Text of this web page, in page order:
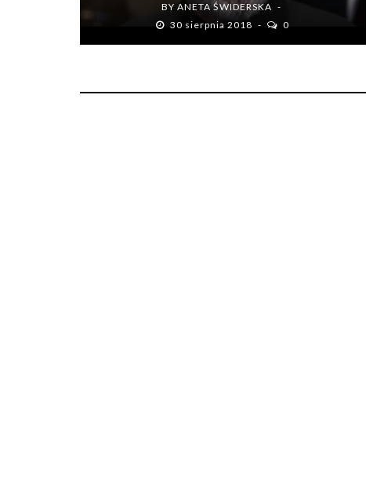
BY ANETA ŚWIDERSKA
30 sierpnia 2018
0